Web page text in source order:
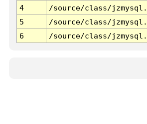
4
/source/class/
5
/source/class/
6
/source/class/